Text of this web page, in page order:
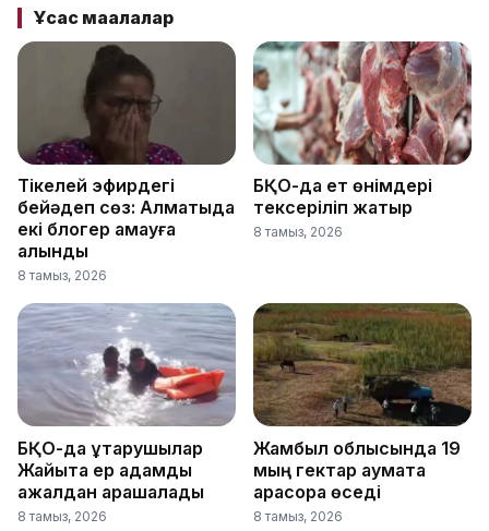
Ұқсас мақалалар
Тікелей эфирдегі
бейәдеп сөз: Алматыда
екі блогер қамауға
алынды
8 тамыз, 2026
БҚО-да ет өнімдері
тексеріліп жатыр
8 тамыз, 2026
БҚО-да құтқарушылар
Жайықта ер адамды
ажалдан арашалады
8 тамыз, 2026
Жамбыл облысында 19
мың гектар аумақта
қарасора өседі
8 тамыз, 2026